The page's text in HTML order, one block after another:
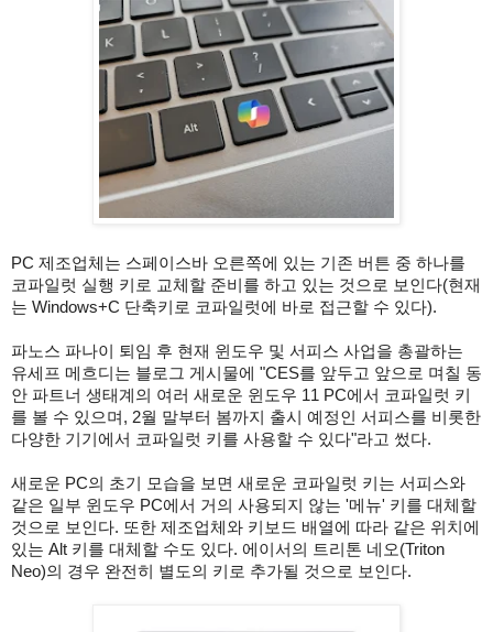
PC 제조업체는 스페이스바 오른쪽에 있는 기존 버튼 중 하나를
코파일럿 실행 키로 교체할 준비를 하고 있는 것으로 보인다(현재
는 Windows+C 단축키로 코파일럿에 바로 접근할 수 있다).
파노스 파나이 퇴임 후 현재 윈도우 및 서피스 사업을 총괄하는
유세프 메흐디는 블로그 게시물에 "CES를 앞두고 앞으로 며칠 동
안 파트너 생태계의 여러 새로운 윈도우 11 PC에서 코파일럿 키
를 볼 수 있으며, 2월 말부터 봄까지 출시 예정인 서피스를 비롯한
다양한 기기에서 코파일럿 키를 사용할 수 있다"라고 썼다.
새로운 PC의 초기 모습을 보면 새로운 코파일럿 키는 서피스와
같은 일부 윈도우 PC에서 거의 사용되지 않는 '메뉴' 키를 대체할
것으로 보인다. 또한 제조업체와 키보드 배열에 따라 같은 위치에
있는 Alt 키를 대체할 수도 있다. 에이서의 트리톤 네오(Triton
Neo)의 경우 완전히 별도의 키로 추가될 것으로 보인다.